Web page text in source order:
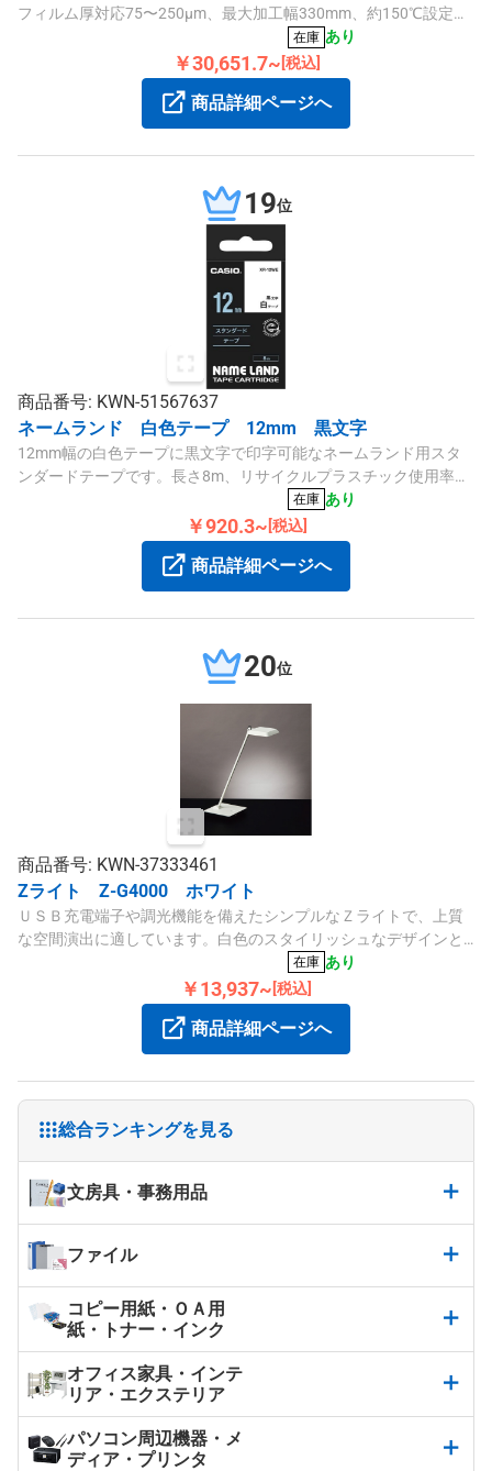
総合ランキングを見る
文房具・事務用品
ファイル
コピー用紙・ＯＡ用
紙・トナー・インク
オフィス家具・インテ
リア・エクステリア
パソコン周辺機器・メ
ディア・プリンタ
フィルム厚対応75〜250μm、最大加工幅330mm、約150℃設定の
在庫 あり
￥30,651.7~ [税込]
商品詳細ページへ
19位
商品番号: KWN-51567637
ネームランド 白色テープ 12mm 黒文字
12mm幅の白色テープに黒文字で印字可能なネームランド用スタ
ンダードテープです。長さ8m、リサイクルプラスチック使用率
在庫 あり
￥920.3~ [税込]
商品詳細ページへ
20位
商品番号: KWN-37333461
Zライト Z-G4000 ホワイト
ＵＳＢ充電端子や調光機能を備えたシンプルなＺライトで、上質
な空間演出に適しています。白色のスタイリッシュなデザインと
在庫 あり
￥13,937~ [税込]
商品詳細ページへ